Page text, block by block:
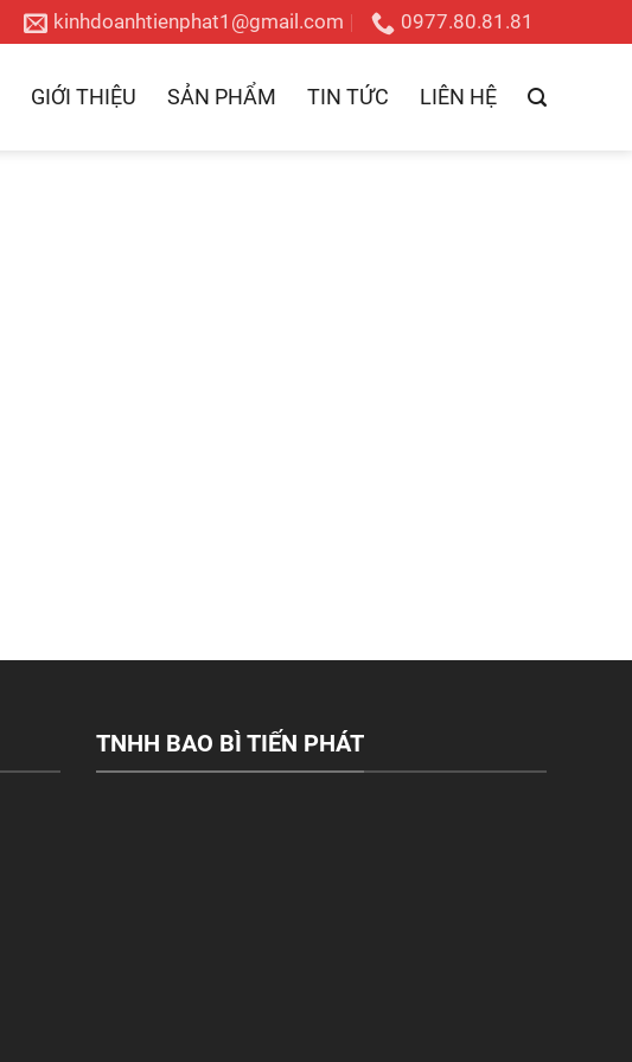
kinhdoanhtienphat1@gmail.com 0977.80.81.81
GIỚI THIỆU SẢN PHẨM TIN TỨC LIÊN HỆ
TNHH BAO BÌ TIẾN PHÁT